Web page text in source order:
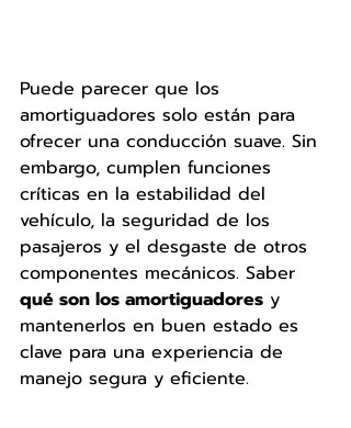
Puede parecer que los
amortiguadores solo están para
ofrecer una conducción suave. Sin
embargo, cumplen funciones
críticas en la estabilidad del
vehículo, la seguridad de los
pasajeros y el desgaste de otros
componentes mecánicos. Saber
qué son los amortiguadores y
mantenerlos en buen estado es
clave para una experiencia de
manejo segura y eficiente.